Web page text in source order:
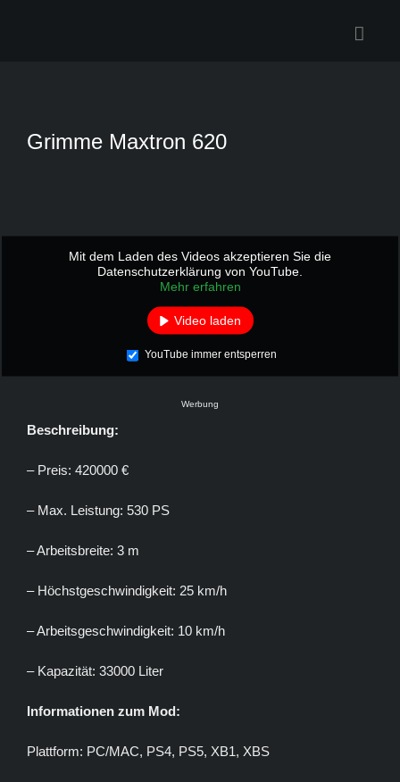
Grimme Maxtron 620
Mit dem Laden des Videos akzeptieren Sie die
Datenschutzerklärung von YouTube.
Mehr erfahren
Video laden
YouTube immer entsperren
Werbung
Beschreibung:
– Preis: 420000 €
– Max. Leistung: 530 PS
– Arbeitsbreite: 3 m
– Höchstgeschwindigkeit: 25 km/h
– Arbeitsgeschwindigkeit: 10 km/h
– Kapazität: 33000 Liter
Informationen zum Mod:
Plattform: PC/MAC, PS4, PS5, XB1, XBS